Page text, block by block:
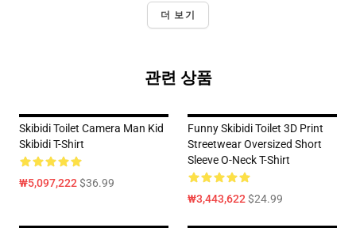
더 보기
관련 상품
Skibidi Toilet Camera Man Kid
Skibidi T-Shirt
₩5,097,222$36.99
Funny Skibidi Toilet 3D Print
Streetwear Oversized Short
Sleeve O-Neck T-Shirt
₩3,443,622$24.99